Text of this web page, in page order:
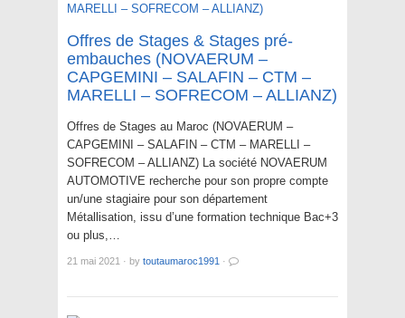
Offres de Stages & Stages pré-
embauches (NOVAERUM –
CAPGEMINI – SALAFIN – CTM –
MARELLI – SOFRECOM – ALLIANZ)
Offres de Stages au Maroc (NOVAERUM –
CAPGEMINI – SALAFIN – CTM – MARELLI –
SOFRECOM – ALLIANZ) La société NOVAERUM
AUTOMOTIVE recherche pour son propre compte
un/une stagiaire pour son département
Métallisation, issu d’une formation technique Bac+3
ou plus,…
21 mai 2021 · by toutaumaroc1991 ·